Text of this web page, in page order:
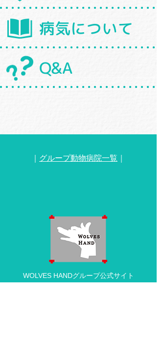
病気について
Q&A
グループ動物病院一覧
WOLVES HANDグループ公式サイト